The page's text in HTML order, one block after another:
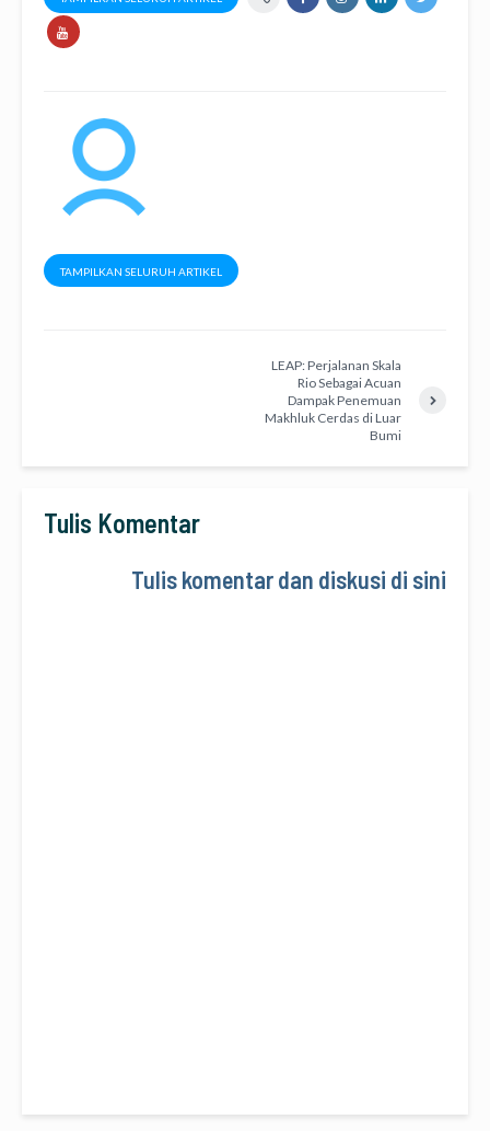
TAMPILKAN SELURUH ARTIKEL
LEAP: Perjalanan Skala
Rio Sebagai Acuan
Dampak Penemuan
Makhluk Cerdas di Luar
Bumi
Tulis Komentar
Tulis komentar dan diskusi di sini